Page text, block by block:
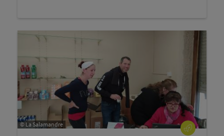
© La Salamandre